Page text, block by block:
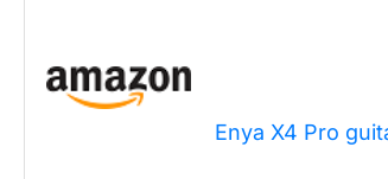
Enya X4 Pro